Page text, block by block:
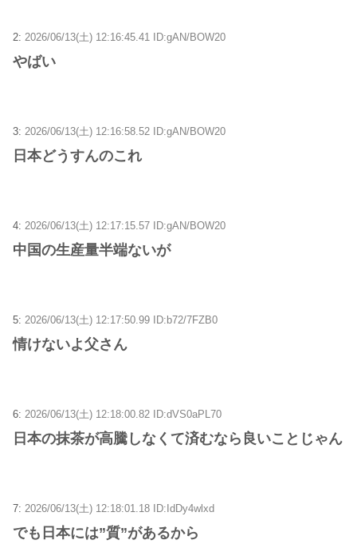
2: 2026/06/13(土) 12:16:45.41 ID:gAN/BOW20
やばい
3: 2026/06/13(土) 12:16:58.52 ID:gAN/BOW20
日本どうすんのこれ
4: 2026/06/13(土) 12:17:15.57 ID:gAN/BOW20
中国の生産量半端ないが
5: 2026/06/13(土) 12:17:50.99 ID:b72/7FZB0
情けないよ父さん
6: 2026/06/13(土) 12:18:00.82 ID:dVS0aPL70
日本の抹茶が高騰しなくて済むなら良いことじゃん
7: 2026/06/13(土) 12:18:01.18 ID:IdDy4wlxd
でも日本には”質”があるから